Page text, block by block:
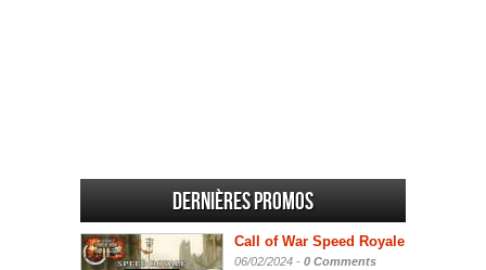
Dernières promos
Call of War Speed Royale
06/02/2024 - 0 Comments